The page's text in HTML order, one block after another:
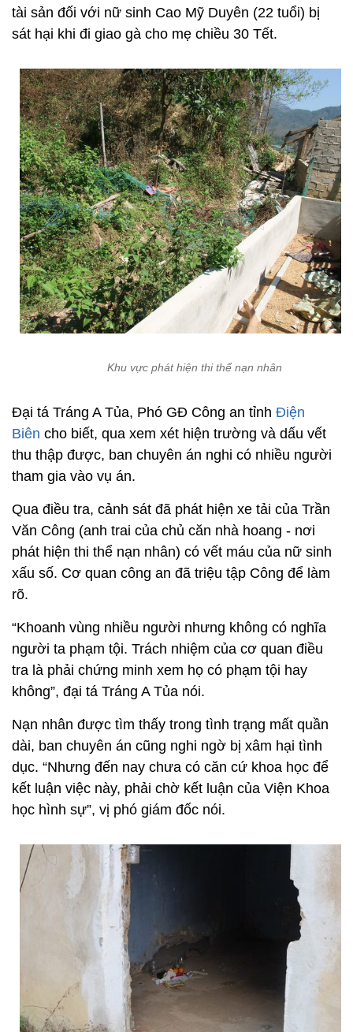
tài sản đối với nữ sinh Cao Mỹ Duyên (22 tuổi) bị
sát hại khi đi giao gà cho mẹ chiều 30 Tết.
Khu vực phát hiện thi thể nạn nhân
Đại tá Tráng A Tủa, Phó GĐ Công an tỉnh Điện
Biên cho biết, qua xem xét hiện trường và dấu vết
thu thập được, ban chuyên án nghi có nhiều người
tham gia vào vụ án.
Qua điều tra, cảnh sát đã phát hiện xe tải của Trần
Văn Công (anh trai của chủ căn nhà hoang - nơi
phát hiện thi thể nạn nhân) có vết máu của nữ sinh
xấu số. Cơ quan công an đã triệu tập Công để làm
rõ.
“Khoanh vùng nhiều người nhưng không có nghĩa
người ta phạm tội. Trách nhiệm của cơ quan điều
tra là phải chứng minh xem họ có phạm tội hay
không”, đại tá Tráng A Tủa nói.
Nạn nhân được tìm thấy trong tình trạng mất quần
dài, ban chuyên án cũng nghi ngờ bị xâm hại tình
dục. “Nhưng đến nay chưa có căn cứ khoa học để
kết luận việc này, phải chờ kết luận của Viện Khoa
học hình sự”, vị phó giám đốc nói.